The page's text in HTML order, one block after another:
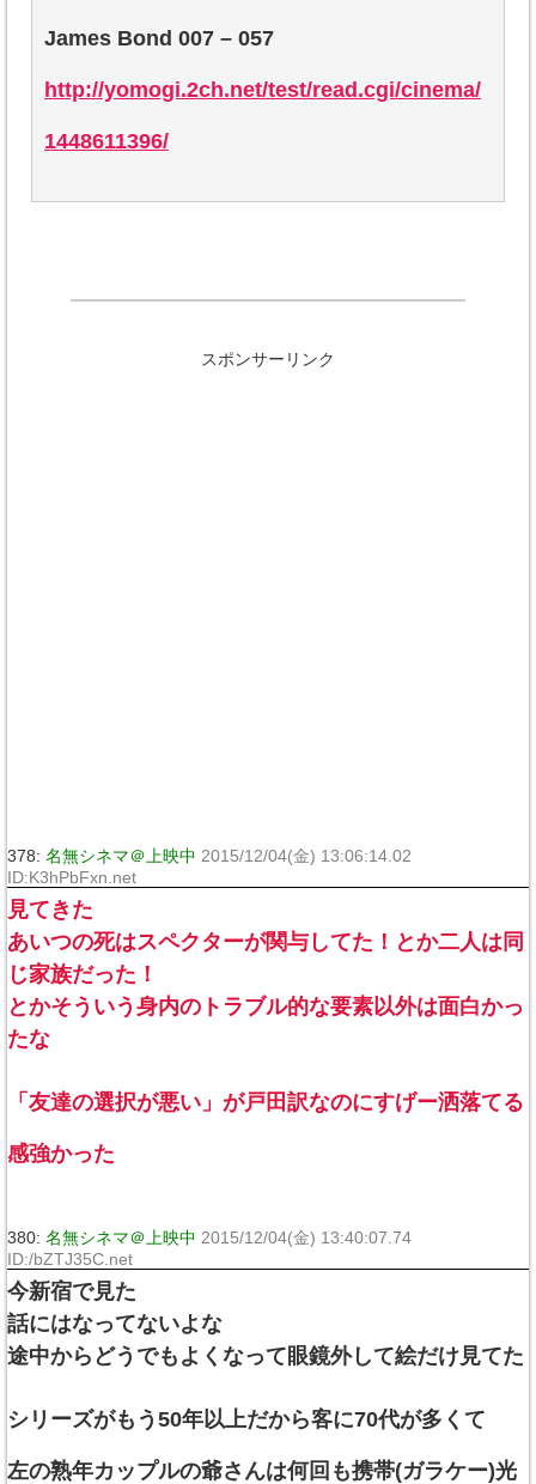
James Bond 007 – 057
http://yomogi.2ch.net/test/read.cgi/cinema/
1448611396/
スポンサーリンク
378: 名無シネマ＠上映中 2015/12/04(金) 13:06:14.02
ID:K3hPbFxn.net
見てきた
あいつの死はスペクターが関与してた！とか二人は同
じ家族だった！
とかそういう身内のトラブル的な要素以外は面白かっ
たな
「友達の選択が悪い」が戸田訳なのにすげー洒落てる
感強かった
380: 名無シネマ＠上映中 2015/12/04(金) 13:40:07.74
ID:/bZTJ35C.net
今新宿で見た
話にはなってないよな
途中からどうでもよくなって眼鏡外して絵だけ見てた
シリーズがもう50年以上だから客に70代が多くて
左の熟年カップルの爺さんは何回も携帯(ガラケー)光